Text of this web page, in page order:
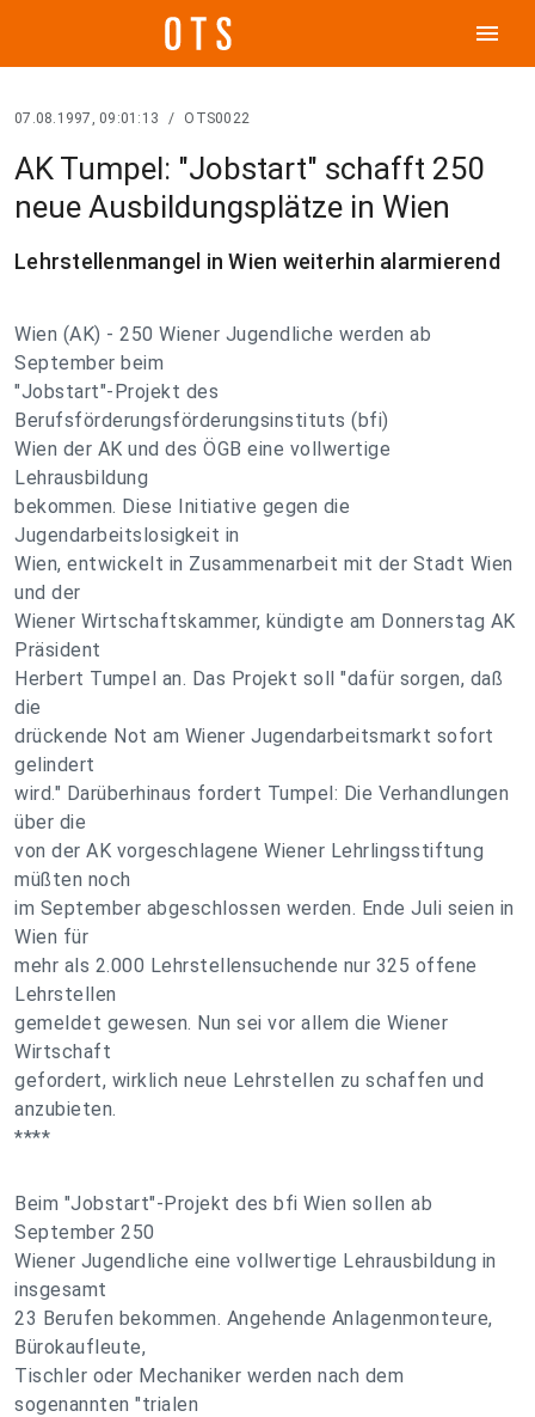
menu
07.08.1997, 09:01:13 / OTS0022
AK Tumpel: "Jobstart" schafft 250
neue Ausbildungsplätze in Wien
Lehrstellenmangel in Wien weiterhin alarmierend
Wien (AK) - 250 Wiener Jugendliche werden ab
September beim
"Jobstart"-Projekt des
Berufsförderungsförderungsinstituts (bfi)
Wien der AK und des ÖGB eine vollwertige
Lehrausbildung
bekommen. Diese Initiative gegen die
Jugendarbeitslosigkeit in
Wien, entwickelt in Zusammenarbeit mit der Stadt Wien
und der
Wiener Wirtschaftskammer, kündigte am Donnerstag AK
Präsident
Herbert Tumpel an. Das Projekt soll "dafür sorgen, daß
die
drückende Not am Wiener Jugendarbeitsmarkt sofort
gelindert
wird." Darüberhinaus fordert Tumpel: Die Verhandlungen
über die
von der AK vorgeschlagene Wiener Lehrlingsstiftung
müßten noch
im September abgeschlossen werden. Ende Juli seien in
Wien für
mehr als 2.000 Lehrstellensuchende nur 325 offene
Lehrstellen
gemeldet gewesen. Nun sei vor allem die Wiener
Wirtschaft
gefordert, wirklich neue Lehrstellen zu schaffen und
anzubieten.
****
Beim "Jobstart"-Projekt des bfi Wien sollen ab
September 250
Wiener Jugendliche eine vollwertige Lehrausbildung in
insgesamt
23 Berufen bekommen. Angehende Anlagenmonteure,
Bürokaufleute,
Tischler oder Mechaniker werden nach dem
sogenannten "trialen